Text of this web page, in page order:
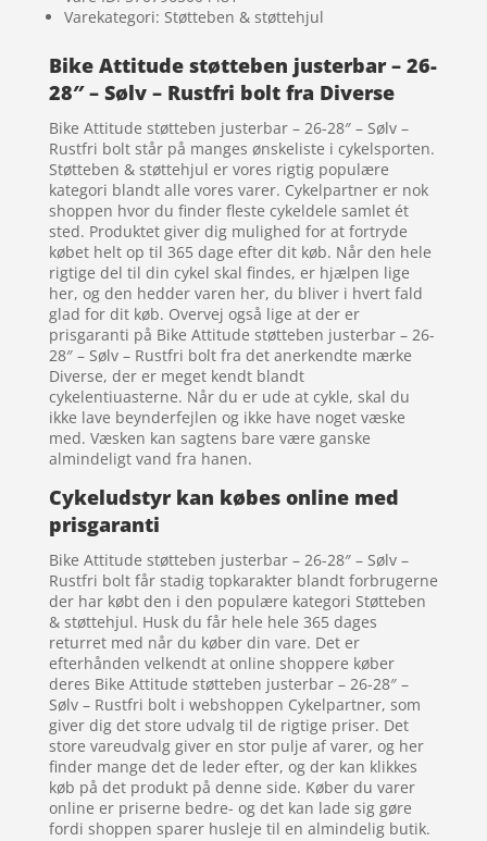
Varekategori: Støtteben & støttehjul
Bike Attitude støtteben justerbar – 26-
28″ – Sølv – Rustfri bolt fra Diverse
Bike Attitude støtteben justerbar – 26-28″ – Sølv –
Rustfri bolt står på manges ønskeliste i cykelsporten.
Støtteben & støttehjul er vores rigtig populære
kategori blandt alle vores varer. Cykelpartner er nok
shoppen hvor du finder fleste cykeldele samlet ét
sted. Produktet giver dig mulighed for at fortryde
købet helt op til 365 dage efter dit køb. Når den hele
rigtige del til din cykel skal findes, er hjælpen lige
her, og den hedder varen her, du bliver i hvert fald
glad for dit køb. Overvej også lige at der er
prisgaranti på Bike Attitude støtteben justerbar – 26-
28″ – Sølv – Rustfri bolt fra det anerkendte mærke
Diverse, der er meget kendt blandt
cykelentiuasterne. Når du er ude at cykle, skal du
ikke lave beynderfejlen og ikke have noget væske
med. Væsken kan sagtens bare være ganske
almindeligt vand fra hanen.
Cykeludstyr kan købes online med
prisgaranti
Bike Attitude støtteben justerbar – 26-28″ – Sølv –
Rustfri bolt får stadig topkarakter blandt forbrugerne
der har købt den i den populære kategori Støtteben
& støttehjul. Husk du får hele hele 365 dages
returret med når du køber din vare. Det er
efterhånden velkendt at online shoppere køber
deres Bike Attitude støtteben justerbar – 26-28″ –
Sølv – Rustfri bolt i webshoppen Cykelpartner, som
giver dig det store udvalg til de rigtige priser. Det
store vareudvalg giver en stor pulje af varer, og her
finder mange det de leder efter, og der kan klikkes
køb på det produkt på denne side. Køber du varer
online er priserne bedre- og det kan lade sig gøre
fordi shoppen sparer husleje til en almindelig butik.